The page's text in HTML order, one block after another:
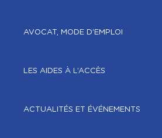
AVOCAT, MODE D’EMPLOI
LES AIDES À L’ACCÈS
ACTUALITÉS ET ÉVÉNEMENTS